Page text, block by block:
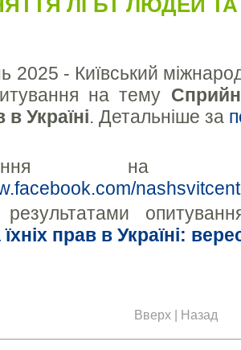
ЛГБТ ЛЮДЕЙ ТА
2025 - Київський
на тему
в Україні. Детальніше за
на
прав в Україні:
Вверх | Назад